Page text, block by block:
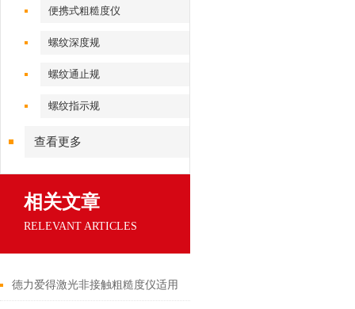
便携式粗糙度仪
螺纹深度规
螺纹通止规
螺纹指示规
查看更多
相关文章
RELEVANT ARTICLES
德力爱得激光非接触粗糙度仪适用